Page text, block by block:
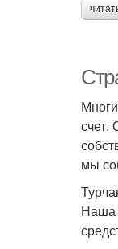
счет.
мы
Наша